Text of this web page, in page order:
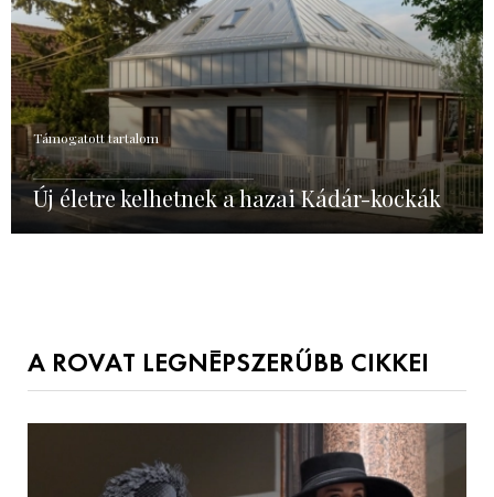
Támogatott tartalom
Új életre kelhetnek a hazai Kádár-kockák
A ROVAT LEGNÉPSZERŰBB CIKKEI